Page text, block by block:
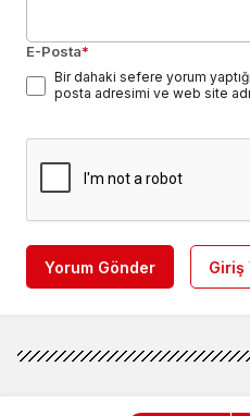
E-Posta*
Bir dahaki sefere yorum
posta adresimi ve web site
Yorum Gönder Giriş